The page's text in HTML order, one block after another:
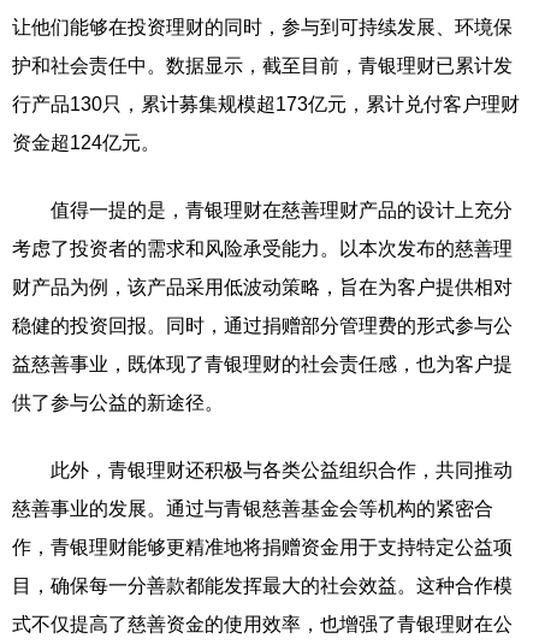
让他们能够在投资理财的同时，参与到可持续发展、环境保
护和社会责任中。数据显示，截至目前，青银理财已累计发
行产品130只，累计募集规模超173亿元，累计兑付客户理财
资金超124亿元。
值得一提的是，青银理财在慈善理财产品的设计上充分
考虑了投资者的需求和风险承受能力。以本次发布的慈善理
财产品为例，该产品采用低波动策略，旨在为客户提供相对
稳健的投资回报。同时，通过捐赠部分管理费的形式参与公
益慈善事业，既体现了青银理财的社会责任感，也为客户提
供了参与公益的新途径。
此外，青银理财还积极与各类公益组织合作，共同推动
慈善事业的发展。通过与青银慈善基金会等机构的紧密合
作，青银理财能够更精准地将捐赠资金用于支持特定公益项
目，确保每一分善款都能发挥最大的社会效益。这种合作模
式不仅提高了慈善资金的使用效率，也增强了青银理财在公